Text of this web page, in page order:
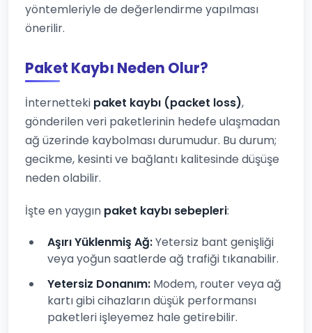
yöntemleriyle de değerlendirme yapılması
önerilir.
Paket Kaybı Neden Olur?
İnternetteki paket kaybı (packet loss),
gönderilen veri paketlerinin hedefe ulaşmadan
ağ üzerinde kaybolması durumudur. Bu durum;
gecikme, kesinti ve bağlantı kalitesinde düşüşe
neden olabilir.
İşte en yaygın paket kaybı sebepleri:
Aşırı Yüklenmiş Ağ:Yetersiz bant genişliği
veya yoğun saatlerde ağ trafiği tıkanabilir.
Yetersiz Donanım: Modem, router veya ağ
kartı gibi cihazların düşük performansı
paketleri işleyemez hale getirebilir.